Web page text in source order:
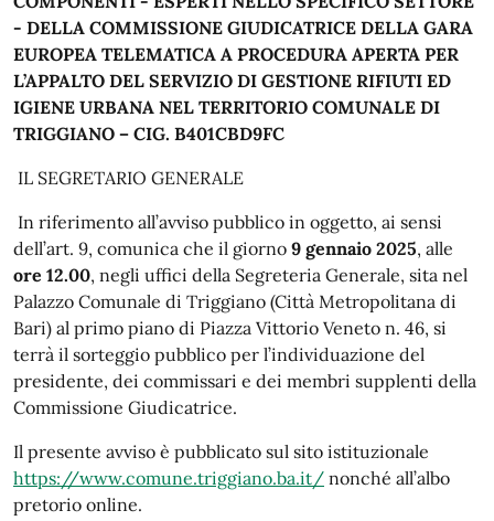
- DELLA COMMISSIONE GIUDICATRICE DELLA GARA
EUROPEA TELEMATICA A PROCEDURA APERTA PER
L’APPALTO DEL SERVIZIO DI GESTIONE RIFIUTI ED
IGIENE URBANA NEL TERRITORIO COMUNALE DI
TRIGGIANO – CIG. B401CBD9FC
IL SEGRETARIO GENERALE
In riferimento all’avviso pubblico in oggetto, ai sensi
dell’art. 9, comunica che il giorno 9 gennaio 2025, alle
ore 12.00, negli uffici della Segreteria Generale, sita nel
Palazzo Comunale di Triggiano (Città Metropolitana di
Bari) al primo piano di Piazza Vittorio Veneto n. 46, si
terrà il sorteggio pubblico per l’individuazione del
presidente, dei commissari e dei membri supplenti della
Commissione Giudicatrice.
Il presente avviso è pubblicato sul sito istituzionale
https://www.comune.triggiano.ba.it/ nonché all’albo
pretorio online.